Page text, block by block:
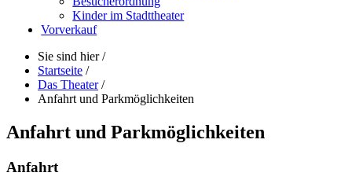
Kinder im Stadttheater
Vorverkauf
Sie sind hier/
Startseite /
Das Theater /
Anfahrt und Parkmöglichkeiten
Anfahrt und Parkmöglichkeiten
Anfahrt